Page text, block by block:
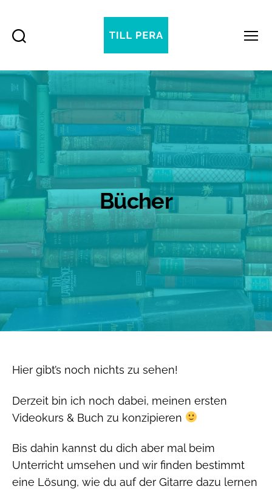
Pera
Bücher
Hier gibt’s noch nichts zu sehen!
Derzeit bin ich noch dabei, meinen ersten
Videokurs & Buch zu konzipieren
Bis dahin kannst du dich aber mal beim
Unterricht umsehen und wir finden bestimmt
eine Lösung, wie du auf der Gitarre dazu lernen